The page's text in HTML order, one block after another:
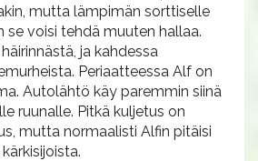
mutta lämpimän sorttiselle
se voisi tehdä muuten hallaa.
ja kahdessa
Periaatteessa Alf on
Autolähtö käy paremmin siinä
ruunalle. Pitkä kuljetus on
mutta normaalisti Alfin pitäisi